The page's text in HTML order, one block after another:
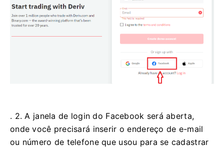
. 2. A janela de login do Facebook será aberta,
onde você precisará inserir o endereço de e-mail
ou número de telefone que usou para se cadastrar